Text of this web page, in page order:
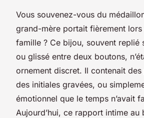
Vous souvenez-vous du
grand-mère portait fièrement
famille ? Ce bijou, souvent replié
ou glissé entre deux boutons,
ornement discret. Il contenait
des initiales gravées, ou
émotionnel que le temps n’avait
Aujourd’hui, ce rapport intime au